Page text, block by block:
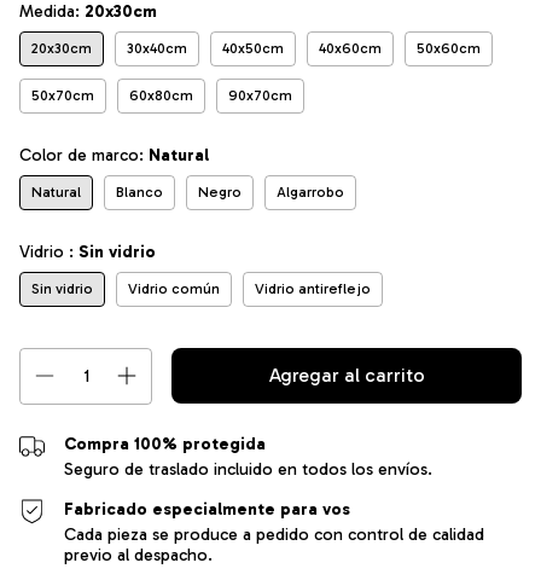
Medida: 20x30cm
20x30cm 30x40cm 40x50cm 40x60cm 50x60cm
50x70cm 60x80cm 90x70cm
Color de marco: Natural
Natural Blanco Negro Algarrobo
Vidrio : Sin vidrio
Sin vidrio Vidrio común Vidrio antireflejo
Compra 100% protegida
Seguro de traslado incluido en todos los envíos.
Fabricado especialmente para vos
Cada pieza se produce a pedido con control de calidad
previo al despacho.